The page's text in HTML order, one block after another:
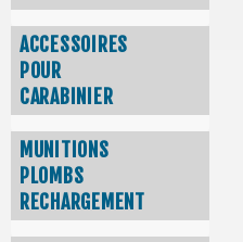
ACCESSOIRES
POUR
CARABINIER
MUNITIONS
PLOMBS
RECHARGEMENT